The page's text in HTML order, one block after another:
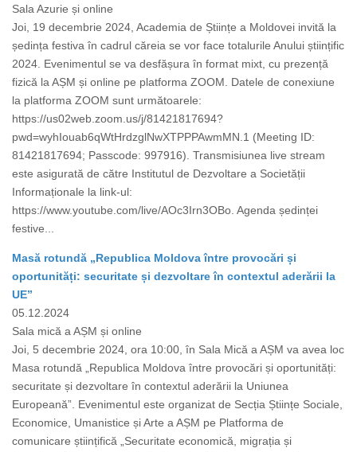
Sala Azurie și online
Joi, 19 decembrie 2024, Academia de Științe a Moldovei invită la
ședința festiva în cadrul căreia se vor face totalurile Anului științific
2024. Evenimentul se va desfășura în format mixt, cu prezență
fizică la AȘM și online pe platforma ZOOM. Datele de conexiune
la platforma ZOOM sunt următoarele:
https://us02web.zoom.us/j/81421817694?
pwd=wyhIouab6qWtHrdzglNwXTPPPAwmMN.1 (Meeting ID:
81421817694; Passcode: 997916). Transmisiunea live stream
este asigurată de către Institutul de Dezvoltare a Societății
Informaționale la link-ul:
https://www.youtube.com/live/AOc3Irn3OBo. Agenda ședinței
festive...
Masă rotundă „Republica Moldova între provocări și
oportunități: securitate și dezvoltare în contextul aderării la
UE”
05.12.2024
Sala mică a AȘM și online
Joi, 5 decembrie 2024, ora 10:00, în Sala Mică a AȘM va avea loc
Masa rotundă „Republica Moldova între provocări și oportunități:
securitate și dezvoltare în contextul aderării la Uniunea
Europeană”. Evenimentul este organizat de Secția Științe Sociale,
Economice, Umanistice și Arte a AȘM pe Platforma de
comunicare științifică „Securitate economică, migrația și